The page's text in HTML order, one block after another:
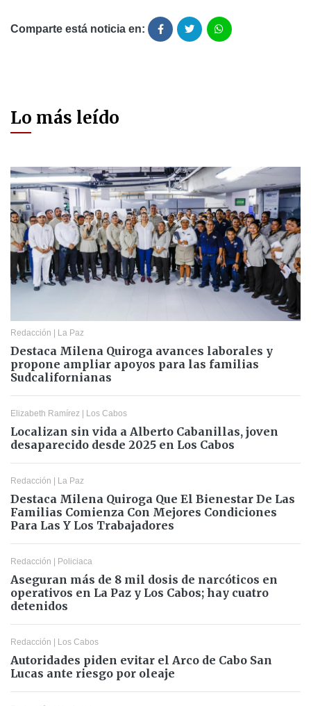
Comparte está noticia en:
Lo más leído
Redacción | La Paz
Destaca Milena Quiroga avances laborales y
propone ampliar apoyos para las familias
Sudcalifornianas
Elizabeth Ramírez | Los Cabos
Localizan sin vida a Alberto Cabanillas, joven
desaparecido desde 2025 en Los Cabos
Redacción | La Paz
Destaca Milena Quiroga Que El Bienestar De Las
Familias Comienza Con Mejores Condiciones
Para Las Y Los Trabajadores
Redacción | Policiaca
Aseguran más de 8 mil dosis de narcóticos en
operativos en La Paz y Los Cabos; hay cuatro
detenidos
Redacción | Los Cabos
Autoridades piden evitar el Arco de Cabo San
Lucas ante riesgo por oleaje